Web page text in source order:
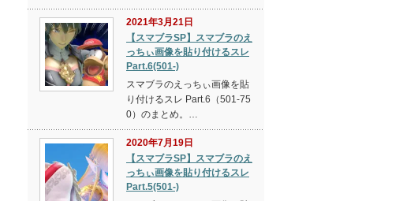
2021年3月21日
【スマブラSP】スマブラのえ
っちぃ画像を貼り付けるスレ
Part.6(501-)
スマブラのえっちぃ画像を貼
り付けるスレ Part.6（501-75
0）のまとめ。…
2020年7月19日
【スマブラSP】スマブラのえ
っちぃ画像を貼り付けるスレ
Part.5(501-)